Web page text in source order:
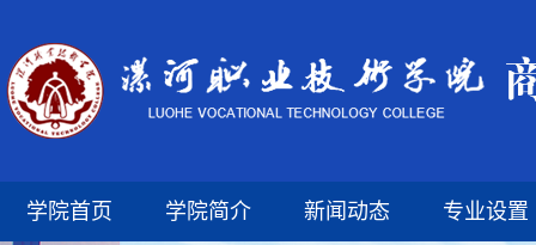
学院首页 学院简介 新闻动态 专业设置